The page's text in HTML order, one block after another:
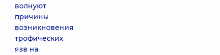
волнуют
причины
возникновения
трофических
язв на